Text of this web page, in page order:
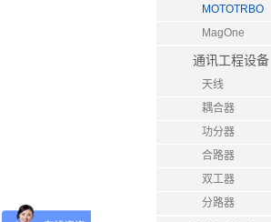
MOTOTRBO
MagOne
通讯工程设备
天线
耦合器
功分器
合路器
双工器
分路器